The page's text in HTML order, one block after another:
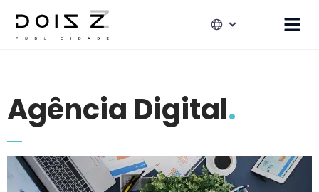
Agência Digital.